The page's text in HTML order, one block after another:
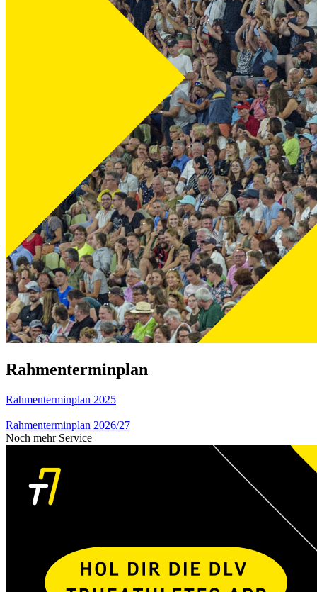
Rahmenterminplan
Rahmenterminplan 2025
Rahmenterminplan 2026/27
Noch mehr Service